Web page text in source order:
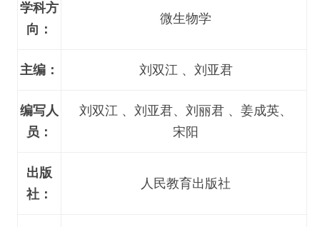
学科方
向：
微生物学
主编： 刘双江 、刘亚君
编写人
员：
刘双江 、刘亚君、刘丽君 、姜成英、
宋阳
出版
社：
人民教育出版社